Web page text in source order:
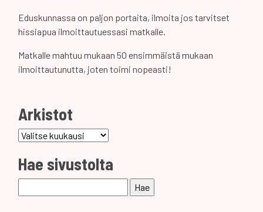
Eduskunnassa on paljon portaita, ilmoita jos tarvitset
hissiapua ilmoittautuessasi matkalle.
Matkalle mahtuu mukaan 50 ensimmäistä mukaan
ilmoittautunutta, joten toimi nopeasti!
Arkistot
Arkistot
Hae sivustolta